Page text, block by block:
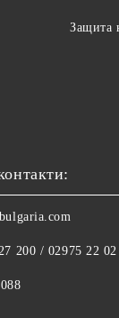
Защита
200 / 02975 22 02